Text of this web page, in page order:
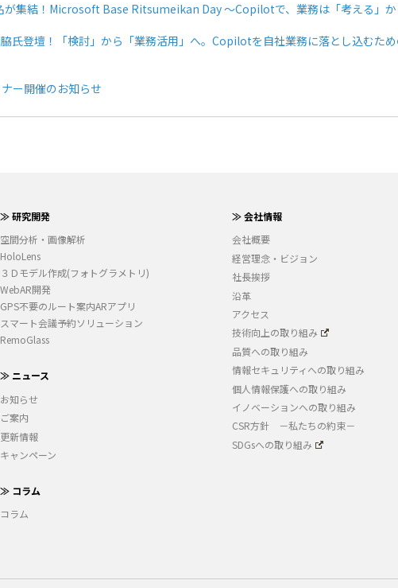
が集結！Microsoft Base Ritsumeikan Day ～Copilotで、業務は「考える」
氏登壇！「検討」から「業務活用」へ。Copilotを自社業務に落とし込むた
ー開催のお知らせ
≫ 研究開発
空間分析・画像解析
HoloLens
３Ｄモデル作成(フォトグラメトリ)
WebAR開発
GPS不要のルート案内ARアプリ
スマート会議予約ソリューション
RemoGlass
≫ ニュース
お知らせ
ご案内
更新情報
キャンペーン
≫ コラム
コラム
≫ 会社情報
会社概要
経営理念・ビジョン
社長挨拶
沿革
アクセス
技術向上の取り組み
品質への取り組み
情報セキュリティへの取り組み
個人情報保護への取り組み
イノベーションへの取り組み
CSR方針 －私たちの約束－
SDGsへの取り組み